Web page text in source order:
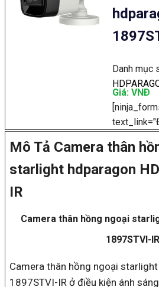
Danh mục
Giá: VNÐ
Mô Tả Camera thân
starlight hdparagon
IR
Camera thân hồng ngoại
1897STVI-IR
Camera thân hồng ngoại
1897STVI-IR ở điều kiện ánh